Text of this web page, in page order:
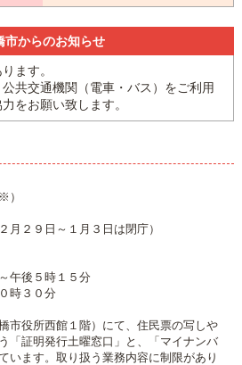
市からのお知らせ
ます。
共交通機関（電車・バス）をご利用
をお願い致します。
）
月２９日～１月３日は閉庁）
午後５時１５分
時３０分
市役所西館１階）にて、住民票の写しや
「証明発行土曜窓口」と、「マイナンバ
います。取り扱う業務内容に制限があり